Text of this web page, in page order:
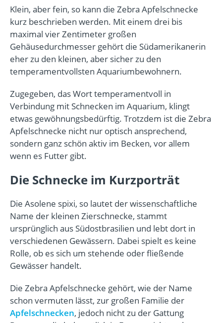
Klein, aber fein, so kann die Zebra Apfelschnecke
kurz beschrieben werden. Mit einem drei bis
maximal vier Zentimeter großen
Gehäusedurchmesser gehört die Südamerikanerin
eher zu den kleinen, aber sicher zu den
temperamentvollsten Aquariumbewohnern.
Zugegeben, das Wort temperamentvoll in
Verbindung mit Schnecken im Aquarium, klingt
etwas gewöhnungsbedürftig. Trotzdem ist die Zebra
Apfelschnecke nicht nur optisch ansprechend,
sondern ganz schön aktiv im Becken, vor allem
wenn es Futter gibt.
Die Schnecke im Kurzporträt
Die Asolene spixi, so lautet der wissenschaftliche
Name der kleinen Zierschnecke, stammt
ursprünglich aus Südostbrasilien und lebt dort in
verschiedenen Gewässern. Dabei spielt es keine
Rolle, ob es sich um stehende oder fließende
Gewässer handelt.
Die Zebra Apfelschnecke gehört, wie der Name
schon vermuten lässt, zur großen Familie der
Apfelschnecken, jedoch nicht zu der Gattung